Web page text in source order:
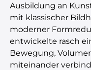
Ausbildung an
mit klassischer
moderner
entwickelte rasch
Bewegung,
miteinander